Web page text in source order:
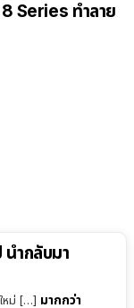
Series ทำลาย
นำกลับมา
หม่ […] มากกว่า